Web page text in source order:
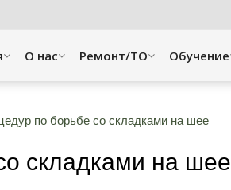
O нас Ремонт/ТО Обучение
по борьбе со складками на шее
складками на шее